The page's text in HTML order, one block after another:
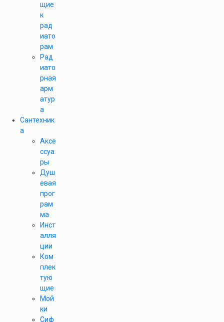
щие
к
рад
иато
рам
Рад
иато
рная
арм
атур
а
Сантехник
а
Аксе
ссуа
ры
Душ
евая
прог
рам
ма
Инст
алля
ции
Ком
плек
тую
щие
Мой
ки
Сиф